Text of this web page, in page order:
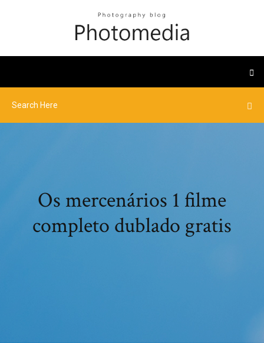
Os mercenários 1 filme
completo dublado gratis